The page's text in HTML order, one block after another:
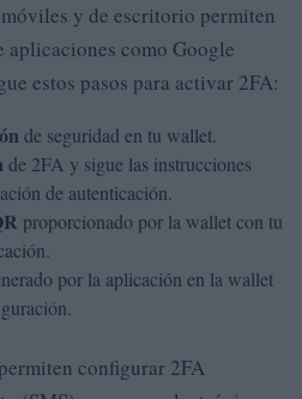
y de escritorio permiten
aplicaciones como Google
estos pasos para activar 2FA:
de seguridad en tu wallet.
de 2FA y sigue las instrucciones
de autenticación.
proporcionado por la wallet con tu
por la aplicación en la wallet
configurar 2FA